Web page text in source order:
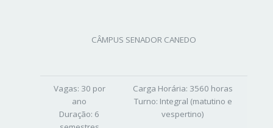
CÂMPUS SENADOR CANEDO
Vagas: 30 por
ano
Duração: 6
Carga Horária: 3560 horas
Turno: Integral (matutino e
vespertino)